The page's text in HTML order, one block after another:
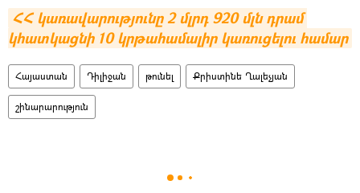
ՀՀ կառավարությունը 2 մլրդ 920 մլն դրամ
կհատկացնի 10 կրթահամալիր կառուցելու համար
Հայաստան Դիլիջան թունել Քրիստինե Ղալեչյան
շինարարություն